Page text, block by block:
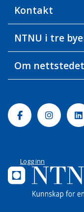
Kontakt
NTNU i tre
Om nettstedet
Facebook
Logg inn